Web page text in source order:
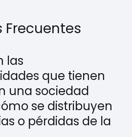
Frecuentes
las
que tienen
una sociedad
se distribuyen
o pérdidas de la